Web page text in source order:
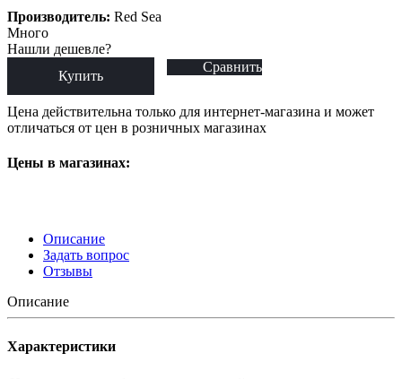
Производитель: Red Sea
Много
Нашли дешевле?
Купить
Сравнить
Цена действительна только для интернет-магазина и может
отличаться от цен в розничных магазинах
Цены в магазинах:
Описание
Задать вопрос
Отзывы
Описание
Характеристики